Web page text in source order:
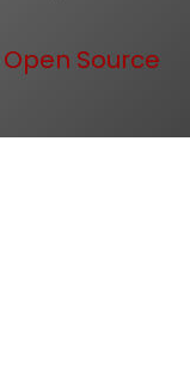
Open Source